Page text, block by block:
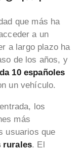
que más ha
a un
a largo plazo ha
de los años, y
10 españoles
un vehículo.
los
más
usuarios que
rurales. El